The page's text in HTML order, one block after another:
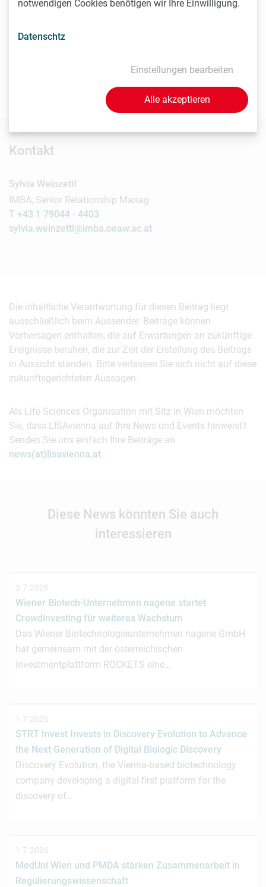
Druml (Vorsitzende der Bioethik-Kommission), Franz
Vizepräsident der Nationalbank), Michaela Novak-Chaid
(hp Austria), und Klaus Eckel (Kabarettist).
Kontakt
Sylvia Weinzettl
IMBA, Senior Relationship Manag
T +43 1 79044 - 4403
sylvia.weinzettl@imba.oeaw.ac.at
Die inhaltliche Verantwortung für diesen Beitrag liegt
ausschließlich beim Aussender. Beiträge können
Vorhersagen enthalten, die auf Erwartungen an zukünftige
Ereignisse beruhen, die zur Zeit der Erstellung des Beitrags
in Aussicht standen. Bitte verlassen Sie sich nicht auf diese
zukunftsgerichteten Aussagen.
Als Life Sciences Organisation mit Sitz in Wien möchten
Sie, dass LISAvienna auf Ihre News und Events hinweist?
Senden Sie uns einfach Ihre Beiträge an
news(at)lisavienna.at.
Diese News könnten Sie auch
interessieren
3.7.2026
Wiener Biotech-Unternehmen nagene startet
Crowdinvesting für weiteres Wachstum
Das Wiener Biotechnologieunternehmen nagene GmbH
hat gemeinsam mit der österreichischen
Investmentplattform ROCKETS eine…
1.7.2026
STRT Invest Invests in Discovery Evolution to Advance
the Next Generation of Digital Biologic Discovery
Discovery Evolution, the Vienna-based biotechnology
company developing a digital-first platform for the
discovery of…
1.7.2026
MedUni Wien und PMDA stärken Zusammenarbeit in
Regulierungswissenschaft
notwendigen Cookies benötigen wir Ihre Einwilligung.
Datenschtz
Einstellungen bearbeiten
Alle akzeptieren